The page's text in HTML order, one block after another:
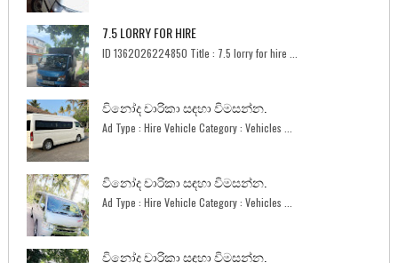
7.5 LORRY FOR HIRE
ID 1362026224850 Title : 7.5 lorry for hire ...
විනෝද චාරිකා සඳහා විමසන්න.
Ad Type : Hire Vehicle Category : Vehicles ...
විනෝද චාරිකා සඳහා විමසන්න.
Ad Type : Hire Vehicle Category : Vehicles ...
විනෝද චාරිකා සඳහා විමසන්න.